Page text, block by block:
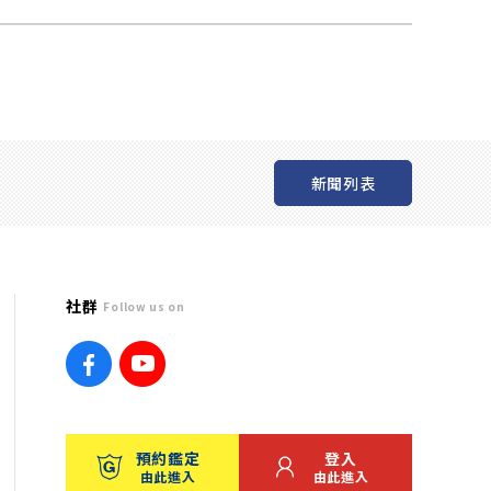
新聞列表
社群 Follow us on
預約鑑定
由此進入
登入
由此進入